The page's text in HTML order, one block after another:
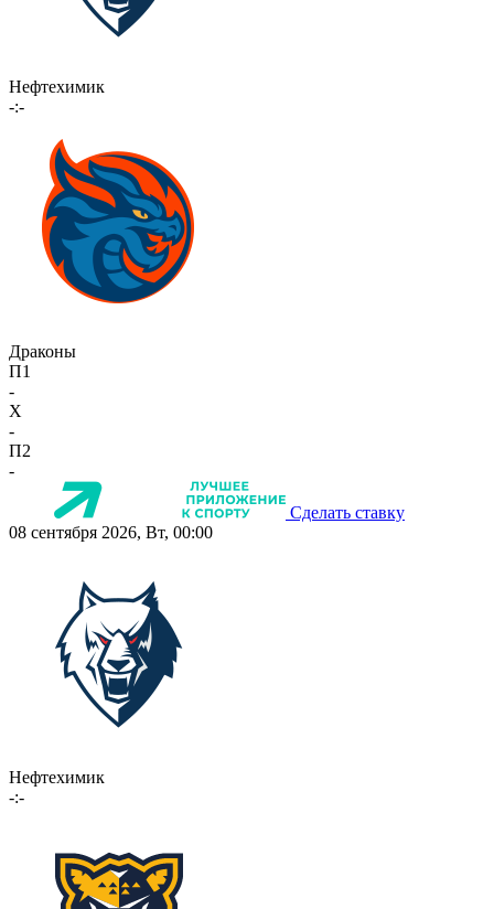
Нефтехимик
-:-
Драконы
П1
-
X
-
П2
-
Сделать ставку
08 сентября 2026, Вт, 00:00
Нефтехимик
-:-